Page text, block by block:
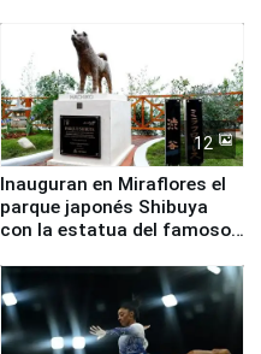
12
Inauguran en Miraflores el
parque japonés Shibuya
con la estatua del famoso